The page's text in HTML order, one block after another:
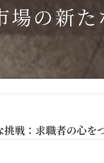
場の新
戦：求職者の心を